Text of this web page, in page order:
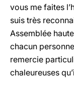
vous me faites
suis très
Assemblée
chacun
remercie
chaleureuses